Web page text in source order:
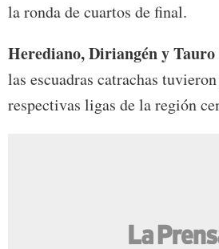
la ronda de cuartos de final.
Herediano, Diriangén y Tauro
las escuadras catrachas
respectivas ligas de la región